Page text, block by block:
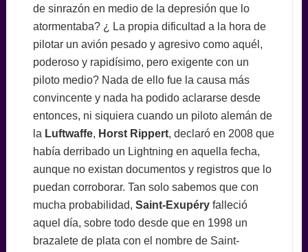
de sinrazón en medio de la depresión que lo
atormentaba? ¿ La propia dificultad a la hora de
pilotar un avión pesado y agresivo como aquél,
poderoso y rapidísimo, pero exigente con un
piloto medio? Nada de ello fue la causa más
convincente y nada ha podido aclararse desde
entonces, ni siquiera cuando un piloto alemán de
la Luftwaffe, Horst Rippert, declaró en 2008 que
había derribado un Lightning en aquella fecha,
aunque no existan documentos y registros que lo
puedan corroborar. Tan solo sabemos que con
mucha probabilidad, Saint-Exupéryfalleció
aquel día, sobre todo desde que en 1998 un
brazalete de plata con el nombre de Saint-